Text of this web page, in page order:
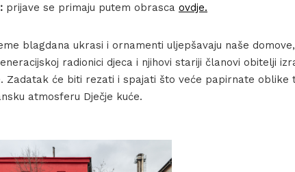
prijave se primaju putem obrasca ovdje.
blagdana ukrasi i ornamenti uljepšavaju naše
radionici djeca i njihovi stariji članovi obitelji
Zadatak će biti rezati i spajati što veće papirnate oblike
atmosferu Dječje kuće.